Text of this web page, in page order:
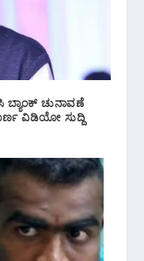
ಚುನಾವಣೆ
ವಿಡಿಯೋ ಸುದ್ದಿ